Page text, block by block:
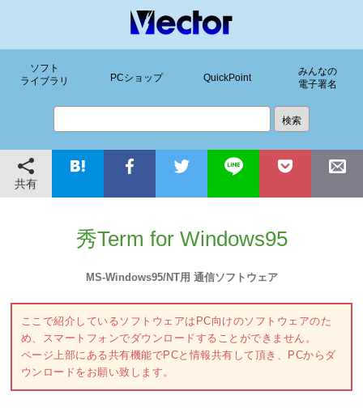
ソフト
ライブラリ
PCショップ QuickPoint
みんなの
電子署名
共有
秀Term for Windows95
MS-Windows95/NT用 通信ソフトウェア
ここで紹介しているソフトウェアはPC向けのソフトウェアのた
め、スマートフォンでダウンロードすることができません。
ページ上部にある共有機能でPCと情報共有して頂き、PCからダ
ウンロードをお願い致します。